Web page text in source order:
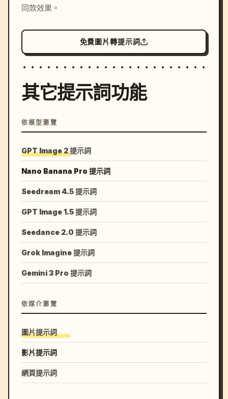
同款效果。
免費圖片轉提示詞
其它提示詞功能
依模型瀏覽
GPT Image 2 提示詞
Nano Banana Pro 提示詞
Seedream 4.5 提示詞
GPT Image 1.5 提示詞
Seedance 2.0 提示詞
Grok Imagine 提示詞
Gemini 3 Pro 提示詞
依媒介瀏覽
圖片提示詞
影片提示詞
網頁提示詞